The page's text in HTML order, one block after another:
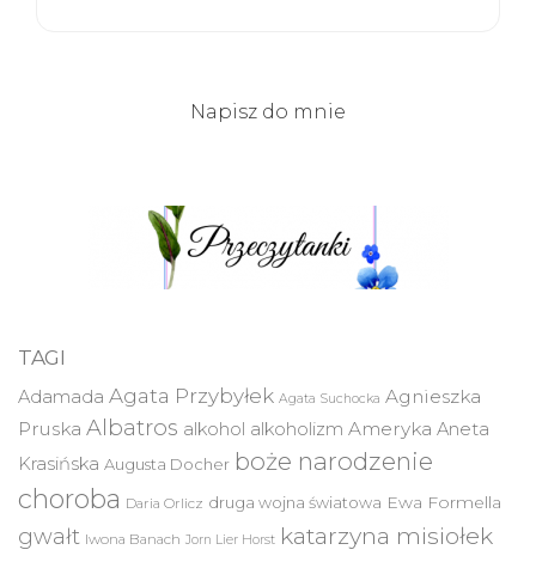
Napisz do mnie
TAGI
Adamada Agata Przybyłek Agata Suchocka Agnieszka
Pruska Albatros alkohol alkoholizm Ameryka Aneta
Krasińska Augusta Docher boże narodzenie
choroba Daria Orlicz druga wojna światowa Ewa Formella
gwałt Iwona Banach Jorn Lier Horst katarzyna misiołek